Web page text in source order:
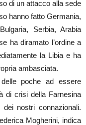
di un attacco alla sede
hanno fatto Germania,
Serbia, Arabia
ha diramato l’ordine a
la Libia e ha
ambasciata.
poche ad essere
di crisi della Farnesina
nostri connazionali.
Mogherini, indica